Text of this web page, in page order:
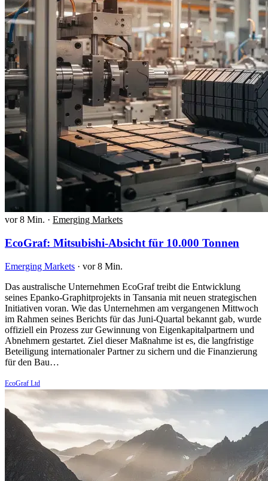
vor 8 Min. · Emerging Markets
EcoGraf: Mitsubishi-Absicht für 10.000 Tonnen
Emerging Markets · vor 8 Min.
Das australische Unternehmen EcoGraf treibt die Entwicklung
seines Epanko-Graphitprojekts in Tansania mit neuen strategischen
Initiativen voran. Wie das Unternehmen am vergangenen Mittwoch
im Rahmen seines Berichts für das Juni-Quartal bekannt gab, wurde
offiziell ein Prozess zur Gewinnung von Eigenkapitalpartnern und
Abnehmern gestartet. Ziel dieser Maßnahme ist es, die langfristige
Beteiligung internationaler Partner zu sichern und die Finanzierung
für den Bau…
EcoGraf Ltd